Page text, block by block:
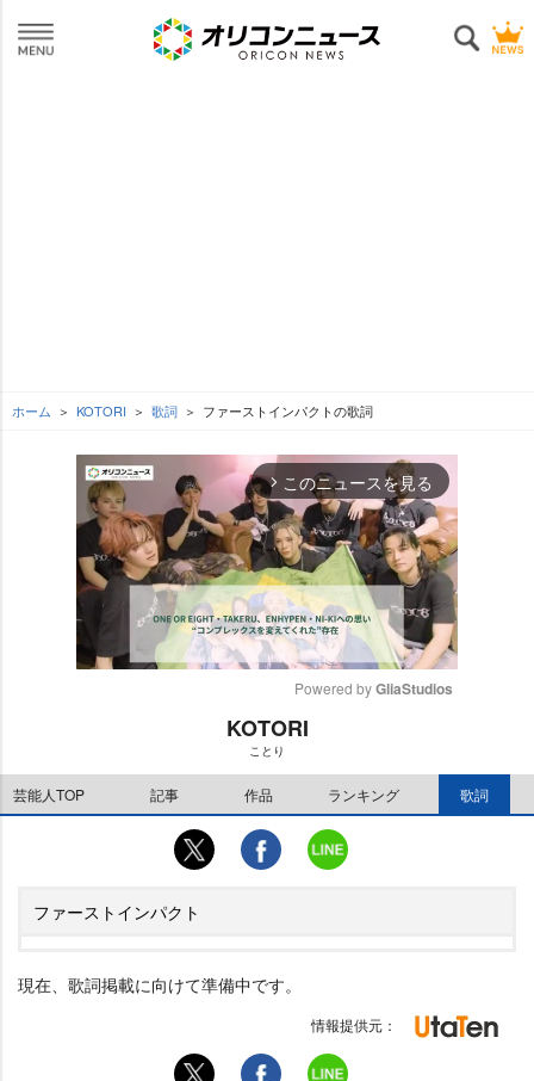
ホーム KOTORI 歌詞 ファーストインパクトの歌詞
arrow_forward_ios このニュースを見る
e
Powered by GliaStudios
KOTORI
ことり
芸能人TOP 記事 作品 ランキング 歌詞
ファーストインパクト
現在、歌詞掲載に向けて準備中です。
情報提供元：